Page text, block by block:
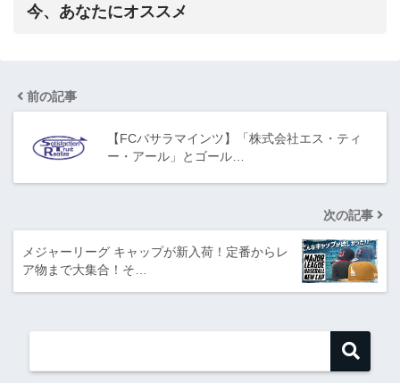
今、あなたにオススメ
前の記事
【FCバサラマインツ】「株式会社エス・ティ
ー・アール」とゴール…
次の記事
メジャーリーグ キャップが新入荷！定番からレ
ア物まで大集合！そ…